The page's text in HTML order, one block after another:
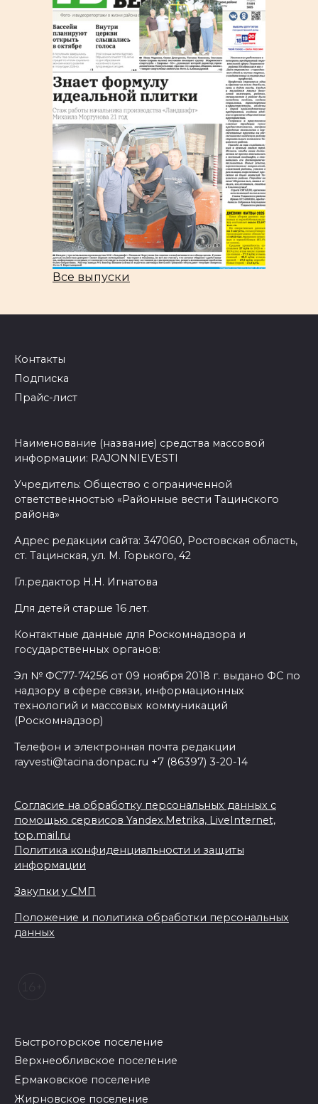
Все выпуски
Контакты
Подписка
Прайс-лист
Наименование (название) средства массовой
информации: RAJONNIEVESTI
Учредитель: Общество с ограниченной
ответственностью «Районные вести Тацинского
района»
Адрес редакции сайта: 347060, Ростовская область,
ст. Тацинская, ул. М. Горького, 42
Гл.редактор Н.Н. Игнатова
Для детей старше 16 лет.
Контактные данные для Роскомнадзора и
государственных органов:
Эл № ФС77-74256 от 09 ноября 2018 г. выдано ФС по
надзору в сфере связи, информационных
технологий и массовых коммуникаций
(Роскомнадзор)
Телефон и электронная почта редакции
rayvesti@tacina.donpac.ru +7 (86397) 3-20-14
Согласие на обработку персональных данных с
помощью сервисов Yandex.Metrika, LiveInternet,
top.mail.ru
Политика конфиденциальности и защиты
информации
Закупки у СМП
Положение и политика обработки персональных
данных
Быстрогорское поселение
Верхнеобливское поселение
Ермаковское поселение
Жирновское поселение